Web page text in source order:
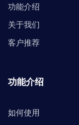
功能介绍
关于我们
客户推荐
功能介绍
如何使用